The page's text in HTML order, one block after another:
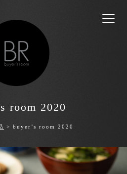
room 2020
> buyer’s room 2020